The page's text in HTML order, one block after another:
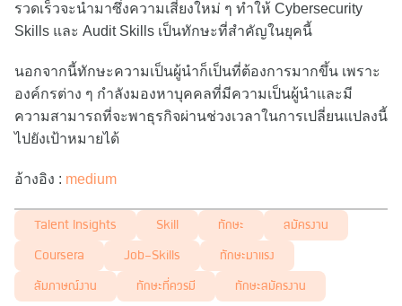
รวดเร็วจะนำมาซึ่งความเสี่ยงใหม่ ๆ ทำให้ Cybersecurity
Skills และ Audit Skills เป็นทักษะที่สำคัญในยุคนี้
นอกจากนี้ทักษะความเป็นผู้นำก็เป็นที่ต้องการมากขึ้น เพราะ
องค์กรต่าง ๆ กำลังมองหาบุคคลที่มีความเป็นผู้นำและมี
ความสามารถที่จะพาธุรกิจผ่านช่วงเวลาในการเปลี่ยนแปลงนี้
ไปยังเป้าหมายได้
อ้างอิง : medium
Talent Insights Skill ทักษะ สมัครงาน
Coursera Job-Skills ทักษะมาแรง
สัมภาษณ์งาน ทักษะที่ควรมี ทักษะสมัครงาน